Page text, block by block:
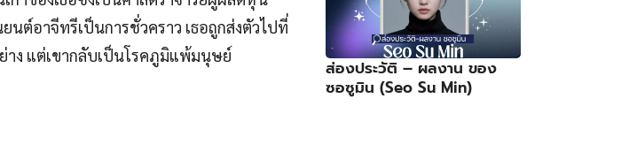
ส่องประวัติ – ผลงาน ของ
ซอซูมิน (Seo Su Min)